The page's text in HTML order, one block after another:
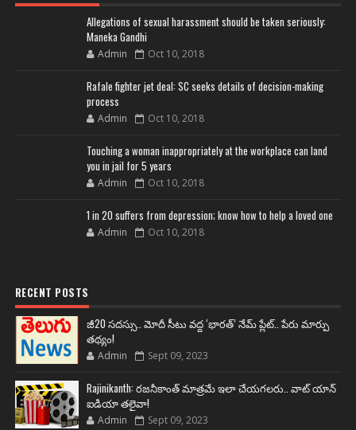
Allegations of sexual harassment should be taken seriously:
Maneka Gandhi
Admin Oct 10, 2018
Rafale fighter jet deal: SC seeks details of decision-making
process
Admin Oct 10, 2018
Touching a woman inappropriately at the workplace can land
you in jail for 5 years
Admin Oct 10, 2018
1 in 20 suffers from depression; know how to help a loved one
Admin Oct 10, 2018
RECENT POSTS
జీ20 సదస్సు.. మోదీ సీటు వద్ద ‘భారత్’ నేమ్ ప్లేట్‌.. పేరు మార్పు
తథ్యం!
Admin Sept 09, 2023
Rajinikanth: రజనీకాంత్ మాత్రమే ఇలా చేయగలరు.. వాట్ యాన్
ఐడియా తలైవా!
Admin Sept 09, 2023